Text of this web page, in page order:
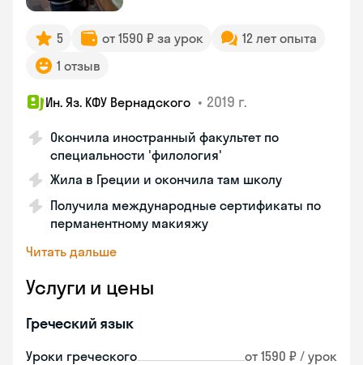
5 от 1590 ₽ за урок
12 лет опыта
1 отзыв
Ин. Яз. КФУ Вернадского • 2019 г.
Окончила иностранный факультет по
специальности 'филология'
Жила в Греции и окончила там школу
Получила международные сертификаты по
перманентному макияжу
Читать дальше
Услуги и цены
Греческий язык
Уроки греческого от 1590 ₽ / урок